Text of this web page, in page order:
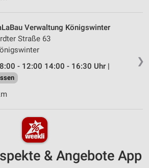
❯
Verwaltung Königswinter
Straße 63
- 12:00 14:00 - 16:30 Uhr |
& Angebote App